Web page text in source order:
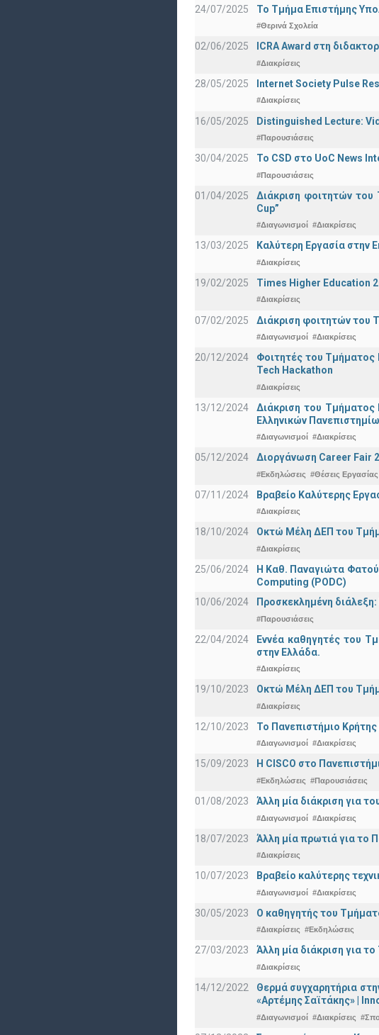
24/07/2025
Το Τμήμα Επιστήμης
#Θερινά Σχολεία
02/06/2025 ICRA Award στη
#Διακρίσεις
28/05/2025 Internet Society Pulse
#Διακρίσεις
16/05/2025 Distinguished Lecture:
#Παρουσιάσεις
30/04/2025 To CSD στο UoC News
#Παρουσιάσεις
01/04/2025
Διάκριση φοιτητών
Cup”
#Διαγωνισμοί #Διακρίσεις
13/03/2025 Καλύτερη Εργασία στην
#Διακρίσεις
19/02/2025 Times Higher Education
#Διακρίσεις
07/02/2025 Διάκριση φοιτητών του
#Διαγωνισμοί #Διακρίσεις
20/12/2024
Φοιτητές του Τμήματος
Tech Hackathon
#Διακρίσεις
13/12/2024
Διάκριση του Τμήματος
Ελληνικών
#Διαγωνισμοί #Διακρίσεις
05/12/2024 Διοργάνωση Career Fair
#Εκδηλώσεις #Θέσεις Εργασίας
07/11/2024 Βραβείο Καλύτερης
#Διακρίσεις
18/10/2024 Οκτώ Μέλη ΔΕΠ του
#Διακρίσεις
25/06/2024
Η Καθ. Παναγιώτα
Computing (PODC)
10/06/2024
Προσκεκλημένη
#Παρουσιάσεις
22/04/2024
Εννέα καθηγητές του
στην Ελλάδα.
#Διακρίσεις
19/10/2023 Οκτώ Μέλη ΔΕΠ του
#Διακρίσεις
12/10/2023 Το Πανεπιστήμιο
#Διαγωνισμοί #Διακρίσεις
15/09/2023 Η CISCO στο
#Εκδηλώσεις #Παρουσιάσεις
01/08/2023 Άλλη μία διάκριση για
#Διαγωνισμοί #Διακρίσεις
18/07/2023 Άλλη μία πρωτιά για το
#Διακρίσεις
10/07/2023 Βραβείο καλύτερης
#Διαγωνισμοί #Διακρίσεις
30/05/2023 Ο καθηγητής του
#Διακρίσεις #Εκδηλώσεις
27/03/2023 Άλλη μία διάκριση για
#Διακρίσεις
14/12/2022
Θερμά συγχαρητήρια
«Αρτέμης Σαϊτάκης» |
#Διαγωνισμοί #Διακρίσεις